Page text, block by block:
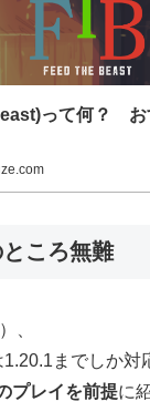
って何？ お
ころ無難
、
までしか対
プレイを前提に